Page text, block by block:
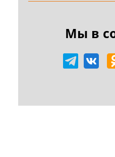
Мы в